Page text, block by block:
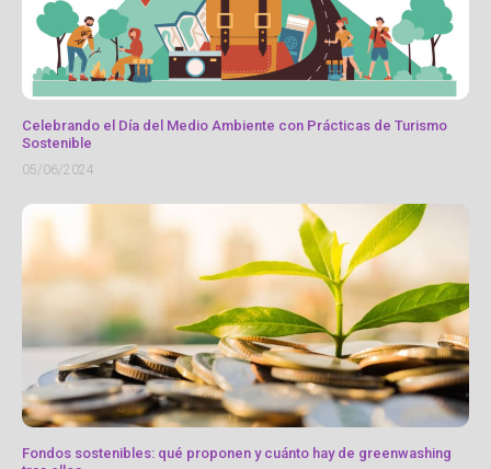
Celebrando el Día del Medio Ambiente con Prácticas de Turismo
Sostenible
05/06/2024
Fondos sostenibles: qué proponen y cuánto hay de greenwashing